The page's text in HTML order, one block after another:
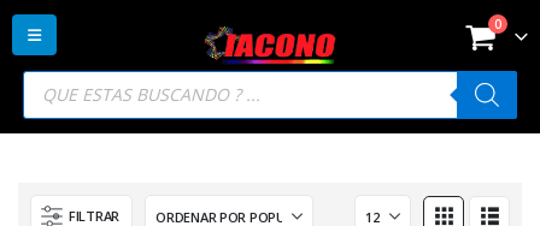
Búsqueda
productos
0
FILTRAR